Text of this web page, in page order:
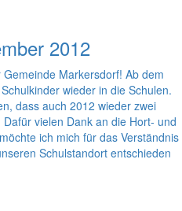
2012
Markersdorf! Ab dem
wieder in die Schulen.
dass auch 2012 wieder zwei
vielen Dank an die Hort- und
ich mich für das Verständnis
Schulstandort entschieden